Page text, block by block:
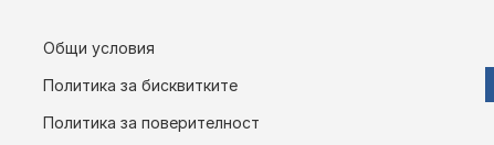
Общи условия
Политика за бисквитките
Политика за поверителност